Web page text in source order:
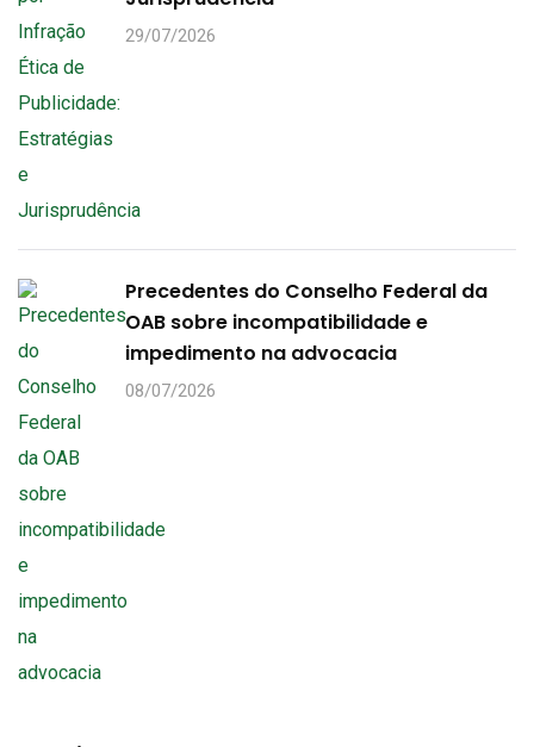
29/07/2026
Precedentes do Conselho Federal da
OAB sobre incompatibilidade e
impedimento na advocacia
08/07/2026